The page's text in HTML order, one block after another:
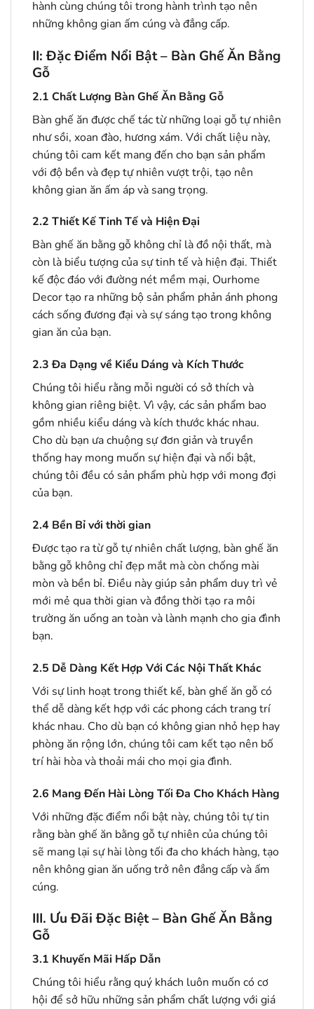
hành cùng chúng tôi trong hành trình tạo nên
những không gian ấm cúng và đẳng cấp.
II: Đặc Điểm Nổi Bật – Bàn Ghế Ăn Bằng
Gỗ
2.1 Chất Lượng Bàn Ghế Ăn Bằng Gỗ
Bàn ghế ăn được chế tác từ những loại gỗ tự nhiên
như sồi, xoan đào, hương xám. Với chất liệu này,
chúng tôi cam kết mang đến cho bạn sản phẩm
với độ bền và đẹp tự nhiên vượt trội, tạo nên
không gian ăn ấm áp và sang trọng.
2.2 Thiết Kế Tinh Tế và Hiện Đại
Bàn ghế ăn bằng gỗ không chỉ là đồ nội thất, mà
còn là biểu tượng của sự tinh tế và hiện đại. Thiết
kế độc đáo với đường nét mềm mại, Ourhome
Decor tạo ra những bộ sản phẩm phản ánh phong
cách sống đương đại và sự sáng tạo trong không
gian ăn của bạn.
2.3Đa Dạng về Kiểu Dáng và Kích Thước
Chúng tôi hiểu rằng mỗi người có sở thích và
không gian riêng biệt. Vì vậy, các sản phẩm bao
gồm nhiều kiểu dáng và kích thước khác nhau.
Cho dù bạn ưa chuộng sự đơn giản và truyền
thống hay mong muốn sự hiện đại và nổi bật,
chúng tôi đều có sản phẩm phù hợp với mong đợi
của bạn.
2.4 Bền Bỉ với thời gian
Được tạo ra từ gỗ tự nhiên chất lượng, bàn ghế ăn
bằng gỗ không chỉ đẹp mắt mà còn chống mài
mòn và bền bỉ. Điều này giúp sản phẩm duy trì vẻ
mới mẻ qua thời gian và đồng thời tạo ra môi
trường ăn uống an toàn và lành mạnh cho gia đình
bạn.
2.5 Dễ Dàng Kết Hợp Với Các Nội Thất Khác
Với sự linh hoạt trong thiết kế, bàn ghế ăn gỗ có
thể dễ dàng kết hợp với các phong cách trang trí
khác nhau. Cho dù bạn có không gian nhỏ hẹp hay
phòng ăn rộng lớn, chúng tôi cam kết tạo nên bố
trí hài hòa và thoải mái cho mọi gia đình.
2.6 Mang Đến Hài Lòng Tối Đa Cho Khách Hàng
Với những đặc điểm nổi bật này, chúng tôi tự tin
rằng bàn ghế ăn bằng gỗ tự nhiên của chúng tôi
sẽ mang lại sự hài lòng tối đa cho khách hàng, tạo
nên không gian ăn uống trở nên đẳng cấp và ấm
cúng.
III. Ưu Đãi Đặc Biệt – Bàn Ghế Ăn Bằng
Gỗ
3.1 Khuyến Mãi Hấp Dẫn
Chúng tôi hiểu rằng quý khách luôn muốn có cơ
hội để sở hữu những sản phẩm chất lượng với giá